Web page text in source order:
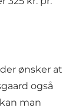
ønsker at
også
man